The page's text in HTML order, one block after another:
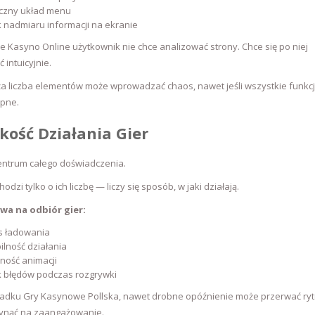
układ menu
nadmiaru informacji na ekranie
Kasyno Online użytkownik nie chce analizować strony. Chce się po niej
intuicyjnie.
liczba elementów może wprowadzać chaos, nawet jeśli wszystkie
Działania Gier
całego doświadczenia.
tylko o ich liczbę — liczy się sposób, w jaki działają.
na odbiór gier:
ładowania
działania
animacji
błędów podczas rozgrywki
Gry Kasynowe Pollska, nawet drobne opóźnienie może przerwać
na zaangażowanie.